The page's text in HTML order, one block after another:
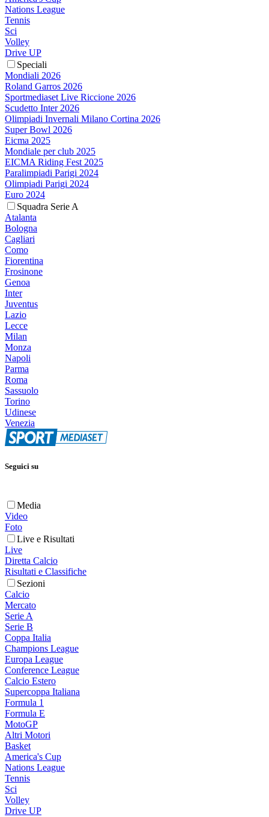
Nations League
Tennis
Sci
Volley
Drive UP
Speciali
Mondiali 2026
Roland Garros 2026
Sportmediaset Live Riccione 2026
Scudetto Inter 2026
Olimpiadi Invernali Milano Cortina 2026
Super Bowl 2026
Eicma 2025
Mondiale per club 2025
EICMA Riding Fest 2025
Paralimpiadi Parigi 2024
Olimpiadi Parigi 2024
Euro 2024
Squadra Serie A
Atalanta
Bologna
Cagliari
Como
Fiorentina
Frosinone
Genoa
Inter
Juventus
Lazio
Lecce
Milan
Monza
Napoli
Parma
Roma
Sassuolo
Torino
Udinese
Venezia
Seguici su
Media
Video
Foto
Live e Risultati
Live
Diretta Calcio
Risultati e Classifiche
Sezioni
Calcio
Mercato
Serie A
Serie B
Coppa Italia
Champions League
Europa League
Conference League
Calcio Estero
Supercoppa Italiana
Formula 1
Formula E
MotoGP
Altri Motori
Basket
America's Cup
Nations League
Tennis
Sci
Volley
Drive UP